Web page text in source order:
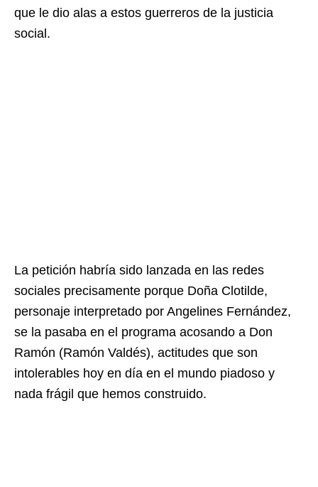
que le dio alas a estos guerreros de la justicia
social.
La petición habría sido lanzada en las redes
sociales precisamente porque Doña Clotilde,
personaje interpretado por Angelines Fernández,
se la pasaba en el programa acosando a Don
Ramón (Ramón Valdés), actitudes que son
intolerables hoy en día en el mundo piadoso y
nada frágil que hemos construido.